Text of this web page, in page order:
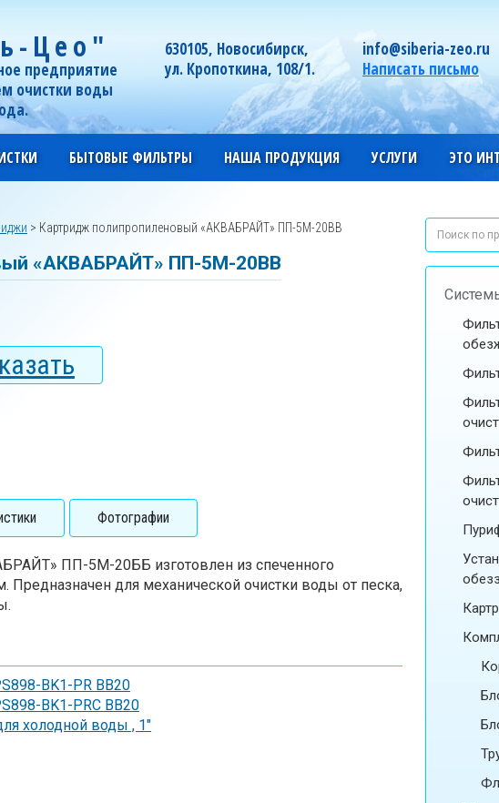
Цео"
предприятие
очистки воды
630105, Новосибирск,
ул. Кропоткина, 108/1.
info@siberia-zeo.ru
Написать письмо
БЫТОВЫЕ ФИЛЬТРЫ НАША ПРОДУКЦИЯ УСЛУГИ ЭТО
> Картридж полипропиленовый «АКВАБРАЙТ» ПП-5М-20ВВ
«АКВАБРАЙТ» ПП-5М-20ВВ
Фотографии
ПП-5М-20ББ изготовлен из спеченного
для механической очистки воды от песка,
BK1-PR BB20
BK1-PRC BB20
холодной воды , 1"